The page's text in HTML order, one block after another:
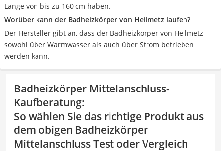
Länge von bis zu 160 cm haben.
Worüber kann der Badheizkörper von Heilmetz laufen?
Der Hersteller gibt an, dass der Badheizkörper von Heilmetz
sowohl über Warmwasser als auch über Strom betrieben
werden kann.
Badheizkörper Mittelanschluss-
Kaufberatung:
So wählen Sie das richtige Produkt aus
dem obigen Badheizkörper
Mittelanschluss Test oder Vergleich